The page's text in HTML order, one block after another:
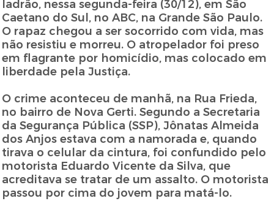
ladrão, nessa segunda-feira (30/12), em São
Caetano do Sul, no ABC, na Grande São Paulo.
O rapaz chegou a ser socorrido com vida, mas
não resistiu e morreu. O atropelador foi preso
em flagrante por homicídio, mas colocado em
liberdade pela Justiça.
O crime aconteceu de manhã, na Rua Frieda,
no bairro de Nova Gerti. Segundo a Secretaria
da Segurança Pública (SSP), Jônatas Almeida
dos Anjos estava com a namorada e, quando
tirava o celular da cintura, foi confundido pelo
motorista Eduardo Vicente da Silva, que
acreditava se tratar de um assalto. O motorista
passou por cima do jovem para matá-lo.